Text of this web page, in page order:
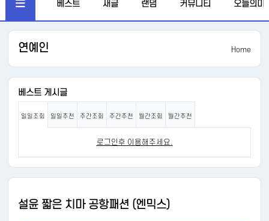
베스트 새글 랜덤 커뮤니티 오늘의미
연예인 Home
베스트 게시글
일일조회 일일추천 주간조회 주간추천 월간조회 월간추천
로그인후 이용해주세요.
설윤 짧은 치마 공항패션 (엔믹스)